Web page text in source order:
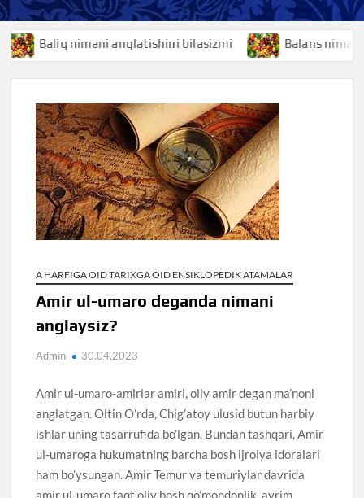
Baliq nimani anglatishini bilasizmi Balans nimani
A HARFIGA OID TARIXGA OID ENSIKLOPEDIK ATAMALAR
Amir ul-umaro deganda nimani
anglaysiz?
Admin 30.04.2023
Amir ul-umaro-amirlar amiri, oliy amir degan ma’noni
anglatgan. Oltin O’rda, Chig’atoy ulusid butun harbiy
ishlar uning tasarrufida bo’lgan. Bundan tashqari, Amir
ul-umaroga hukumatning barcha bosh ijroiya idoralari
ham bo’ysungan. Amir Temur va temuriylar davrida
amir ul-umaro faqt oliy bosh qo’mondonlik, ayrim